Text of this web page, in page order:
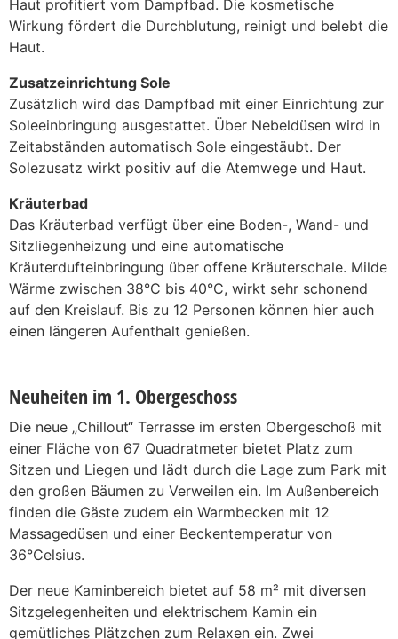
Haut profitiert vom Dampfbad. Die kosmetische
Wirkung fördert die Durchblutung, reinigt und belebt die
Haut.
Zusatzeinrichtung Sole
Zusätzlich wird das Dampfbad mit einer Einrichtung zur
Soleeinbringung ausgestattet. Über Nebeldüsen wird in
Zeitabständen automatisch Sole eingestäubt. Der
Solezusatz wirkt positiv auf die Atemwege und Haut.
Kräuterbad
Das Kräuterbad verfügt über eine Boden-, Wand- und
Sitzliegenheizung und eine automatische
Kräuterdufteinbringung über offene Kräuterschale. Milde
Wärme zwischen 38°C bis 40°C, wirkt sehr schonend
auf den Kreislauf. Bis zu 12 Personen können hier auch
einen längeren Aufenthalt genießen.
Neuheiten im 1. Obergeschoss
Die neue „Chillout“ Terrasse im ersten Obergeschoß mit
einer Fläche von 67 Quadratmeter bietet Platz zum
Sitzen und Liegen und lädt durch die Lage zum Park mit
den großen Bäumen zu Verweilen ein. Im Außenbereich
finden die Gäste zudem ein Warmbecken mit 12
Massagedüsen und einer Beckentemperatur von
36°Celsius.
Der neue Kaminbereich bietet auf 58 m² mit diversen
Sitzgelegenheiten und elektrischem Kamin ein
gemütliches Plätzchen zum Relaxen ein. Zwei